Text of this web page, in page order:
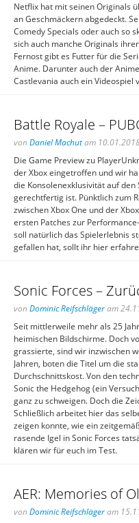
Netflix hat mit seinen Originals
an Geschmäckern abgedeckt.
Comedy Specials oder auch so
sich auch manche Originals
Fernost gibt es Futter für die
Anime. Darunter auch der
Castlevania auch ein Videospiel
Battle Royale –
von Daniel Machutam
Die Game Preview zu
der Xbox eingetroffen und wir
die Konsolenexklusivität auf
gerechtfertig ist. Pünktlich zum
zwischen Xbox One und der
ersten Patches zur
soll natürlich das Spielerlebnis
gefallen hat, sollt ihr hier
Sonic Forces –
von Dominic Reifschlägeram
Seit mittlerweile mehr als 25
heimischen Bildschirme. Doch
grassierte, sind wir inzwischen
Jahren, boten die Titel um die
Durchschnittskost. Von den
Sonic the Hedgehog (ein
ganz zu schweigen. Doch die
Schließlich arbeitet hier das
zeigen konnte, wie ein
rasende Igel in Sonic Forces
klären wir für euch im Test.
AER: Memories of
von Dominic Reifschlägeram